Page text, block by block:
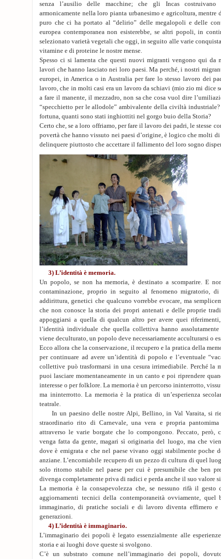
senza l’ausilio delle macchine; che gli Incas costruivano
armonicamente nella loro pianta urbanesimo e agricoltura, mentre
puro che ci ha portato al “delirio” delle megalopoli e delle
europea contemporanea non esisterebbe, se altri popoli, in
selezionato varietà vegetali che oggi, in seguito alle varie
vitamine e di proteine le nostre mense.
Spesso ci si lamenta che questi nuovi migranti vengono qui
lavori che hanno lasciato nei loro paesi. Ma perché, i nostri
europei, in America o in Australia per fare lo stesso lavoro dei
lavoro, che in molti casi era un lavoro da schiavi (mio zio mi dice
a fare il manente, il mezzadro, non sa che cosa vuol dire
“specchietto per le allodole” ambivalente della civiltà
fortuna, quanti sono stati inghiottiti nel gorgo buio della Storia?
Certo che, se a loro offriamo, per fare il lavoro dei padri, le stesse
povertà che hanno vissuto nei paesi d’origine, è logico che molti
delinquere piuttosto che accettare il fallimento del loro sogno
3) L’identità è memoria.
Un popolo, se non ha memoria, è destinato a scomparire. E
contaminazione, proprio in seguito al fenomeno migratorio,
addirittura, genetici che qualcuno vorrebbe evocare, ma
che non conosce la storia dei propri antenati e delle proprie
appoggiarsi a quella di qualcun altro per avere quei
l’identità individuale che quella collettiva hanno
viene deculturato, un popolo deve necessariamente acculturarsi o
Ecco allora che la conservazione, il recupero e la pratica della
per continuare ad avere un’identità di popolo e l’eventuale
collettive può trasformarsi in una cesura irrimediabile. Perché la
puoi lasciare momentaneamente in un canto e poi riprendere
interesse o per folklore. La memoria è un percorso ininterrotto,
ma ininterrotto. La memoria è la pratica di un’esperienza
teatrale.
In un paesino delle nostre Alpi, Bellino, in Val Varaita, si
straordinario rito di Carnevale, una vera e propria
attraverso le varie borgate che lo compongono. Peccato, però,
venga fatta da gente, magari sì originaria del luogo, ma che
dove è emigrata e che nel paese vivano oggi stabilmente poche
anziane. L’encomiabile recupero di un pezzo di cultura di quel
solo ritorno stabile nel paese per cui è presumibile che ben
divenga completamente priva di radici e perda anche il suo valore
La memoria è la consapevolezza che, se nessuno rifà il
aggiornamenti tecnici della contemporaneità ovviamente, quel
immaginario, di pratiche sociali e di lavoro diventa effimero
generazioni.
4) L’identità è immaginario.
L’immaginario dei popoli è legato essenzialmente alle
storia e ai luoghi dove queste si svolgono.
C’è un substrato comune nell’immaginario dei popoli,